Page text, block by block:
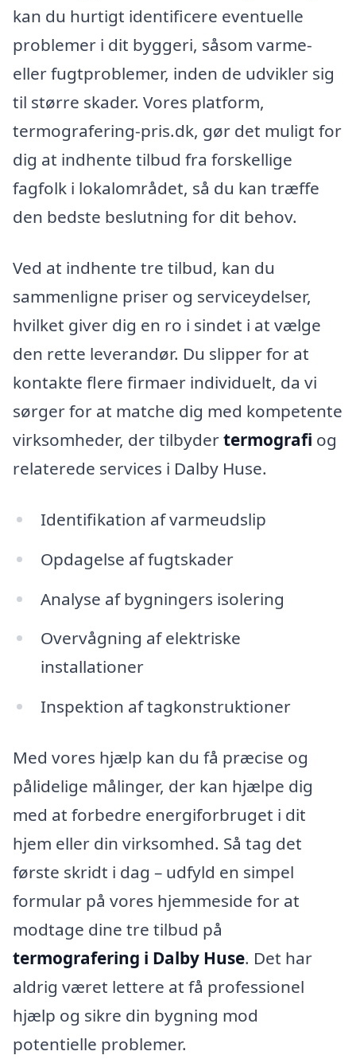
kan du hurtigt identificere eventuelle
problemer i dit byggeri, såsom varme-
eller fugtproblemer, inden de udvikler sig
til større skader. Vores platform,
termografering-pris.dk, gør det muligt for
dig at indhente tilbud fra forskellige
fagfolk i lokalområdet, så du kan træffe
den bedste beslutning for dit behov.
Ved at indhente tre tilbud, kan du
sammenligne priser og serviceydelser,
hvilket giver dig en ro i sindet i at vælge
den rette leverandør. Du slipper for at
kontakte flere firmaer individuelt, da vi
sørger for at matche dig med kompetente
virksomheder, der tilbydertermografi og
relaterede services i Dalby Huse.
Identifikation af varmeudslip
Opdagelse af fugtskader
Analyse af bygningers isolering
Overvågning af elektriske
installationer
Inspektion af tagkonstruktioner
Med vores hjælp kan du få præcise og
pålidelige målinger, der kan hjælpe dig
med at forbedre energiforbruget i dit
hjem eller din virksomhed. Så tag det
første skridt i dag – udfyld en simpel
formular på vores hjemmeside for at
modtage dine tre tilbud på
termografering i Dalby Huse. Det har
aldrig været lettere at få professionel
hjælp og sikre din bygning mod
potentielle problemer.